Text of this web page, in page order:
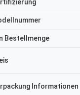
Bestellmenge
Informationen